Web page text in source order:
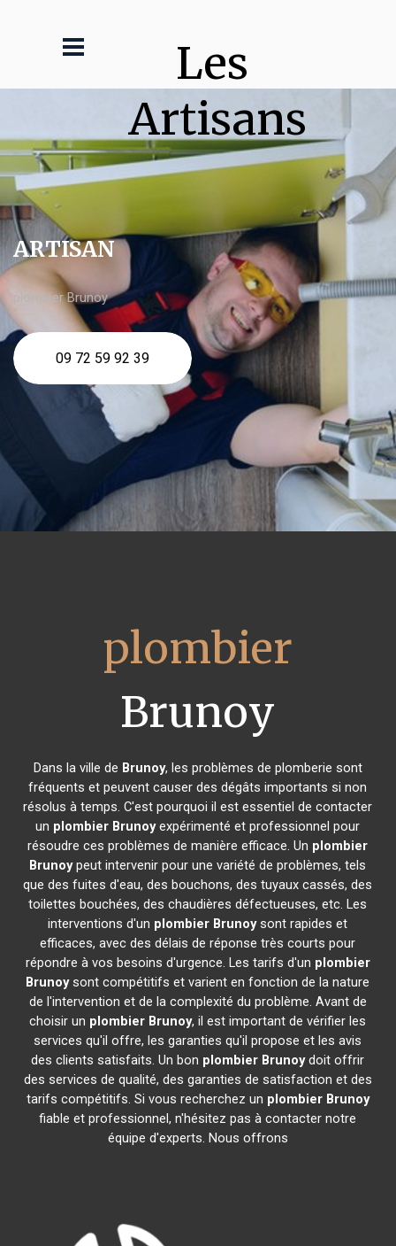
Les
Artisans
ARTISAN
plombier Brunoy
09 72 59 92 39
plombier
Brunoy
Dans la ville de Brunoy, les problèmes de plomberie sont
fréquents et peuvent causer des dégâts importants si non
résolus à temps. C'est pourquoi il est essentiel de contacter
un plombier Brunoyexpérimenté et professionnel pour
résoudre ces problèmes de manière efficace. Un plombier
Brunoypeut intervenir pour une variété de problèmes, tels
que des fuites d'eau, des bouchons, des tuyaux cassés, des
toilettes bouchées, des chaudières défectueuses, etc. Les
interventions d'un plombier Brunoysont rapides et
efficaces, avec des délais de réponse très courts pour
répondre à vos besoins d'urgence. Les tarifs d'un plombier
Brunoysont compétitifs et varient en fonction de la nature
de l'intervention et de la complexité du problème. Avant de
choisir un plombier Brunoy, il est important de vérifier les
services qu'il offre, les garanties qu'il propose et les avis
des clients satisfaits. Un bon plombier Brunoydoit offrir
des services de qualité, des garanties de satisfaction et des
tarifs compétitifs. Si vous recherchez un plombier Brunoy
fiable et professionnel, n'hésitez pas à contacter notre
équipe d'experts. Nous offrons